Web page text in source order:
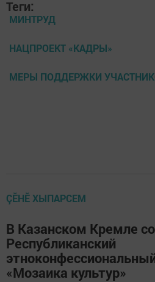
Теги:
МИНТРУД
НАЦПРОЕКТ «КАДРЫ»
МЕРЫ ПОДДЕРЖКИ
ÇӖНӖ ХЫПАРСЕМ
В Казанском Кремле
Республиканский
«Мозаика культур»